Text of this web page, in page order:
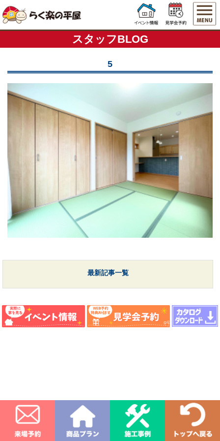
スタッフBLOG
5
最新記事一覧